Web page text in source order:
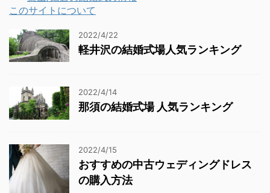
このサイトについて
2022/4/22
軽井沢の結婚式場人気ランキング
2022/4/14
那須の結婚式場 人気ランキング
2022/4/15
おすすめの中古ウェディングドレス
の購入方法